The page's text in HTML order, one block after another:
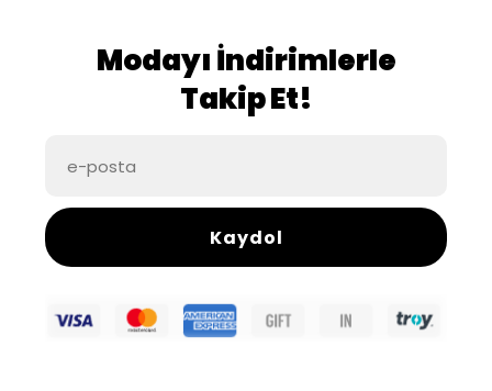
Modayı İndirimlerle
Takip Et!
Kaydol